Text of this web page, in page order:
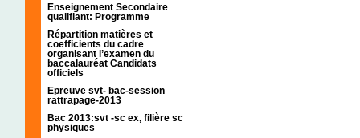
Enseignement Secondaire
qualifiant: Programme
Répartition matières et
coefficients du cadre
organisant l’examen du
baccalauréat Candidats
officiels
Epreuve svt- bac-session
rattrapage-2013
Bac 2013:svt -sc ex, filière sc
physiques